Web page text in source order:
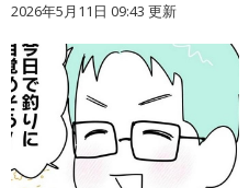
2026年5月11日 09:43 更新